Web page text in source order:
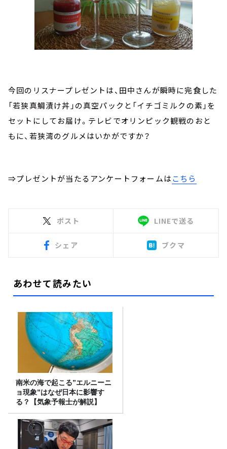
今回のリスナープレゼントは、田中さんが瞬時に完食した
「若狭真鯛漬け丼」の真空パックと「イチゴミルクの素」を
セットにしてお届け。テレビでオリンピック観戦のおと
もに、若狭湾のグルメはいかがですか？
⇒プレゼントが当たるアンケートフォームはこちら
ポスト LINEで送る
シェア ブクマ
あわせて読みたい
南米の海で起こる”エルニーニ
ョ現象”はなぜ日本に影響す
る？【気象予報士が解説】